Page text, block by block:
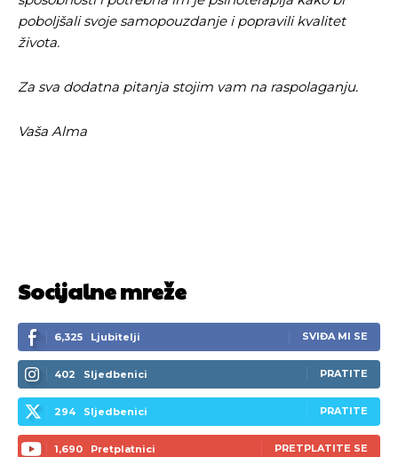
poboljšali svoje samopouzdanje i popravili kvalitet
života.
Za sva dodatna pitanja stojim vam na raspolaganju.
Vaša Alma
Socijalne mreže
6,325 Ljubitelji SVIĐA MI SE
402 Sljedbenici PRATITE
294 Sljedbenici PRATITE
1,690 Pretplatnici PRETPLATITE SE